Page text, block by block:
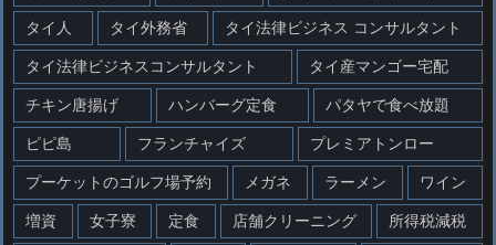
タイ人 タイ外務省 タイ法律ビジネス コンサルタント
タイ法律ビジネスコンサルタント タイ産マンゴー宅配
チキン唐揚げ ハンバーグ定食 パタヤで食べ放題
ピピ島 フランチャイズ プレミアトンロー
プーケットのゴルフ場予約 メガネ ラーメン ワイン
増資 女子寮 定食 店舗クリーニング 所得税減税